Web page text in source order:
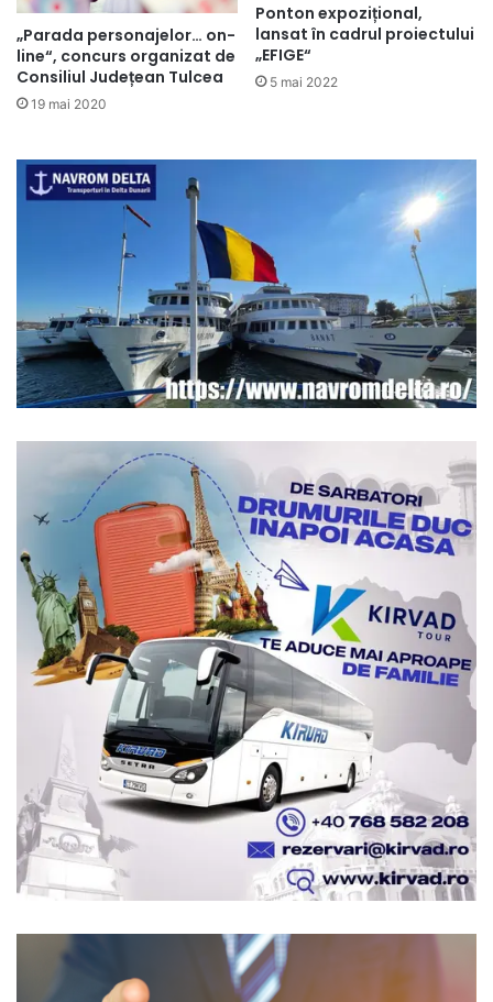
„Parada personajelor… on-
line“, concurs organizat de
Consiliul Județean Tulcea
19 mai 2020
Ponton expozițional,
lansat în cadrul proiectului
„EFIGE“
5 mai 2022